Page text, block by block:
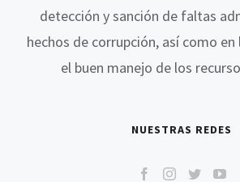
detección y sanción de faltas
hechos de corrupción, así como
el buen manejo de los
NUESTRAS REDES